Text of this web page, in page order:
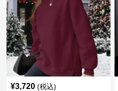
¥3,720 (税込)